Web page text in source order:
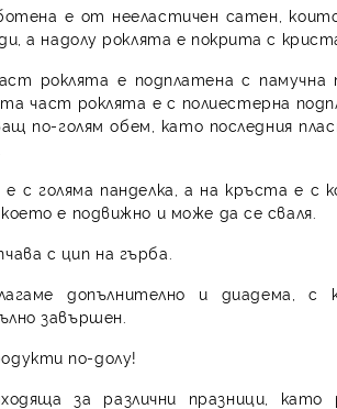
е от нееластичен сатен,
а надолу роклята е покрита с
роклята е подплатена с памучна
част роклята е с полиестерна
по-голям обем, като последния
с голяма панделка, а на кръста е с
е подвижно и може да се сваля.
с цип на гърба.
допълнително и диадема,
завършен.
по-долу!
за различни празници, като